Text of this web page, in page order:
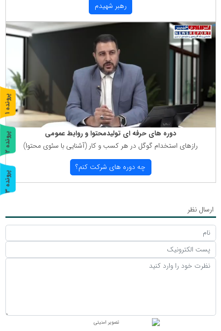
رهبر شهیدم
دوره های حرفه ای تولیدمحتوا و روابط عمومی
رازهای استخدام گوگل در هر كسب و كار (آشنایی با سئوی محتوا)
چه دوره های شركت كنم؟
ارسال نظر
پ
ر
و
ن
د
ه
1
پ
ر
و
ن
د
ه
2
پ
ر
و
ن
د
ه
3